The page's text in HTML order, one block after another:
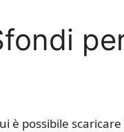
è possibile